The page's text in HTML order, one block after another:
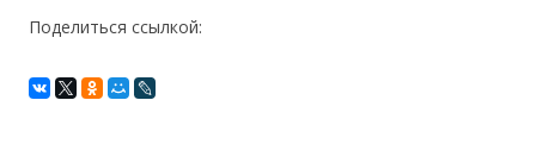
Поделиться ссылкой: